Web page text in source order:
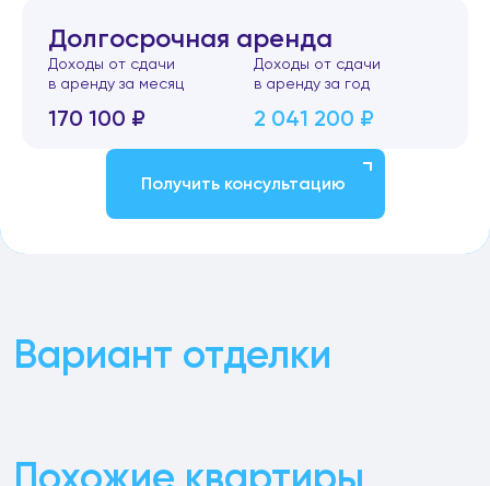
Долгосрочная аренда
Доходы от сдачи
в аренду за месяц
170 100 ₽
Доходы от сдачи
в аренду за год
2 041 200 ₽
Получить консультацию
Вариант отделки